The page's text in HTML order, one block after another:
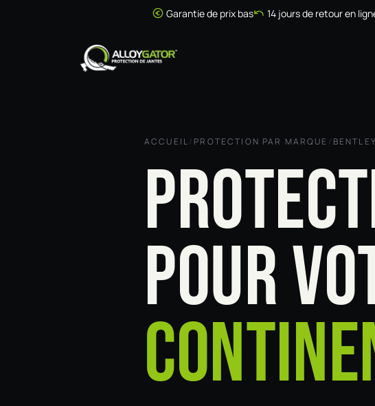
Garantie de prix bas 14 jours de retour en
ACCUEIL/ PROTECTION PAR MARQUE / BENTLEY
POUR